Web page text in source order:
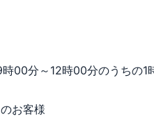
00分～12時00分のうちの1
お客様